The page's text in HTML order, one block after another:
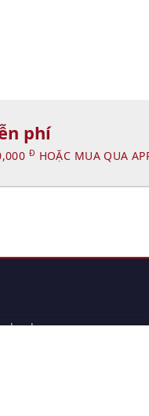
phí
Đ HOẶC MUA QUA